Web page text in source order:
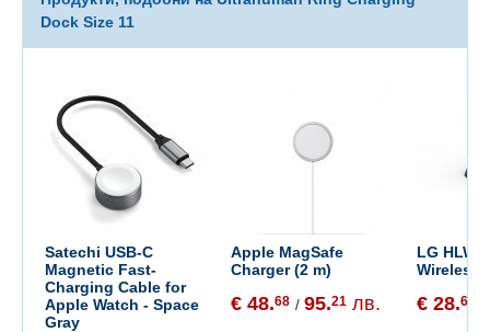
Dock Size 11
Satechi USB-C
Magnetic Fast-
Charging Cable for
Apple Watch - Space
Gray
Apple MagSafe
Charger (2 m)
€ 48.68 / 95.21 лв.
LG HLW-
Wireless
€ 28.61